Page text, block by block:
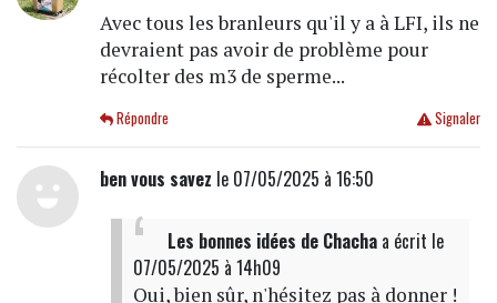
Avec tous les branleurs qu'il y a à LFI, ils ne
devraient pas avoir de problème pour
récolter des m3 de sperme...
Signaler
Répondre
ben vous savez le 07/05/2025 à 16:50
Les bonnes idées de Chachaa écrit le
07/05/2025 à 14h09
Oui, bien sûr, n'hésitez pas à donner !